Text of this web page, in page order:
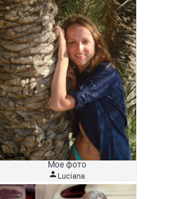
Мое фото
 Luciana